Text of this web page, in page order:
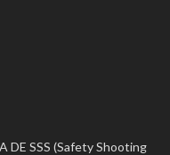
DE SSS (Safety Shooting